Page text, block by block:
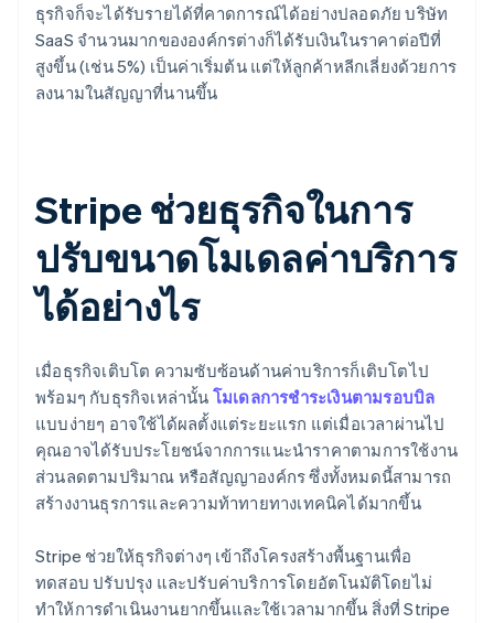
ธุรกิจก็จะได้รับรายได้ที่คาดการณ์ได้อย่างปลอดภัย บริษัท
SaaS จํานวนมากขององค์กรต่างก็ได้รับเงินในราคาต่อปีที่
สูงขึ้น (เช่น 5%) เป็นค่าเริ่มต้น แต่ให้ลูกค้าหลีกเลี่ยงด้วยการ
ลงนามในสัญญาที่นานขึ้น
Stripe ช่วยธุรกิจในการ
ปรับขนาดโมเดลค่าบริการ
ได้อย่างไร
เมื่อธุรกิจเติบโต ความซับซ้อนด้านค่าบริการก็เติบโตไป
พร้อมๆ กับธุรกิจเหล่านั้น โมเดลการชําระเงินตามรอบบิล
แบบง่ายๆ อาจใช้ได้ผลตั้งแต่ระยะแรก แต่เมื่อเวลาผ่านไป
คุณอาจได้รับประโยชน์จากการแนะนำราคาตามการใช้งาน
ส่วนลดตามปริมาณ หรือสัญญาองค์กร ซึ่งทั้งหมดนี้สามารถ
สร้างงานธุรการและความท้าทายทางเทคนิคได้มากขึ้น
Stripe ช่วยให้ธุรกิจต่างๆ เข้าถึงโครงสร้างพื้นฐานเพื่อ
ทดสอบ ปรับปรุง และปรับค่าบริการโดยอัตโนมัติโดยไม่
ทำให้การดำเนินงานยากขึ้นและใช้เวลามากขึ้น สิ่งที่ Stripe